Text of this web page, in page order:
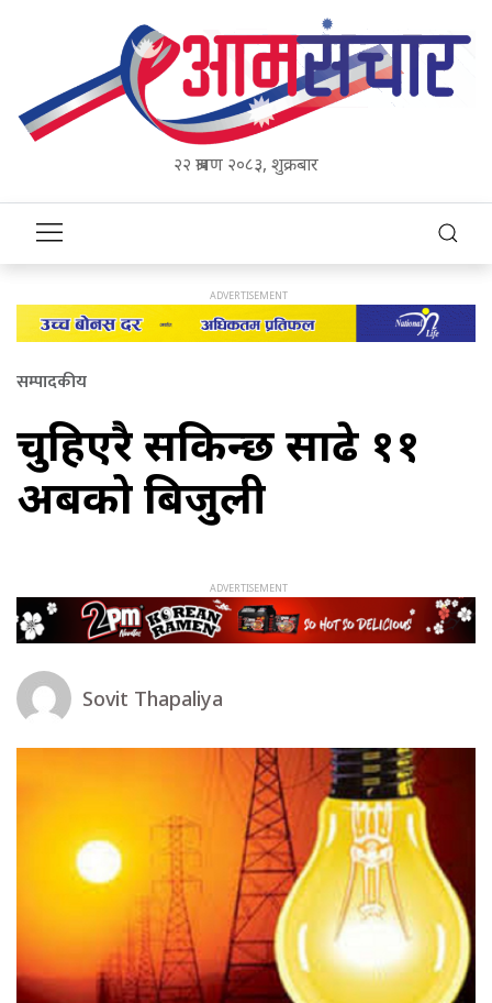
२२ श्रावण २०८३, शुक्रबार
सम्पादकीय
चुहिएरै सकिन्छ साढे ११
अर्बको बिजुली
Sovit Thapaliya